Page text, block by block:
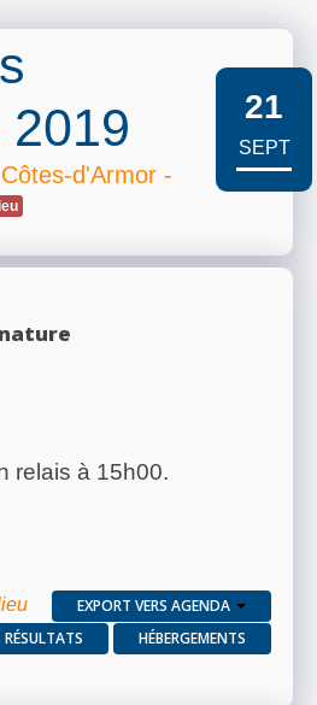
2019
d'Armor -
21
SEPT
relais à 15h00.
EXPORT VERS AGENDA
RÉSULTATS
HÉBERGEMENTS